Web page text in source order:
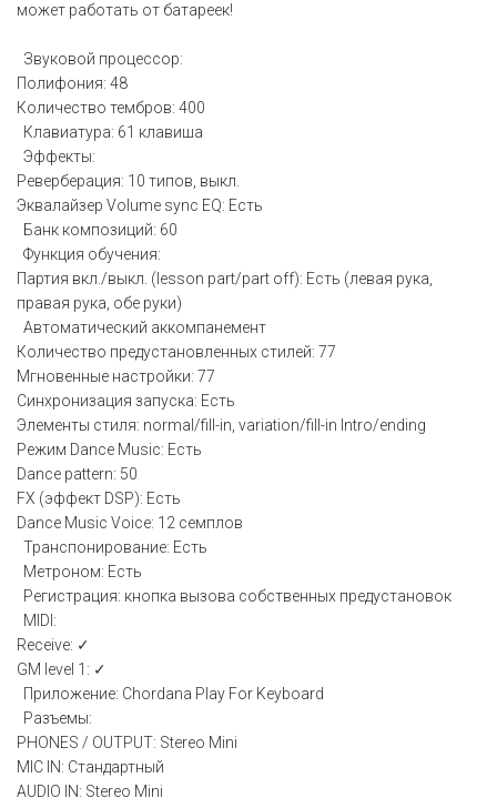
может работать от батареек!
Звуковой процессор:
Полифония: 48
Количество тембров: 400
Клавиатура: 61 клавиша
Эффекты:
Реверберация: 10 типов, выкл.
Эквалайзер Volume sync EQ: Есть
Банк композиций: 60
Функция обучения:
Партия вкл./выкл. (lesson part/part off): Есть (левая рука,
правая рука, обе руки)
Автоматический аккомпанемент
Количество предустановленных стилей: 77
Мгновенные настройки: 77
Синхронизация запуска: Есть
Элементы стиля: normal/fill-in, variation/fill-in Intro/ending
Режим Dance Music: Есть
Dance pattern: 50
FX (эффект DSP): Есть
Dance Music Voice: 12 семплов
Транспонирование: Есть
Метроном: Есть
Регистрация: кнопка вызова собственных предустановок
MIDI:
Receive: ✓
GM level 1: ✓
Приложение: Chordana Play For Keyboard
Разъемы:
PHONES / OUTPUT: Stereo Mini
MIC IN: Стандартный
AUDIO IN: Stereo Mini